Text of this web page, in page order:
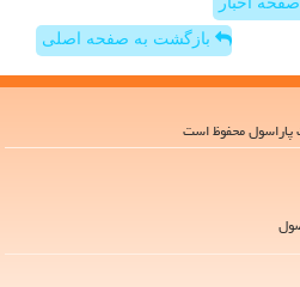
بازگشت به صفحه اصلی